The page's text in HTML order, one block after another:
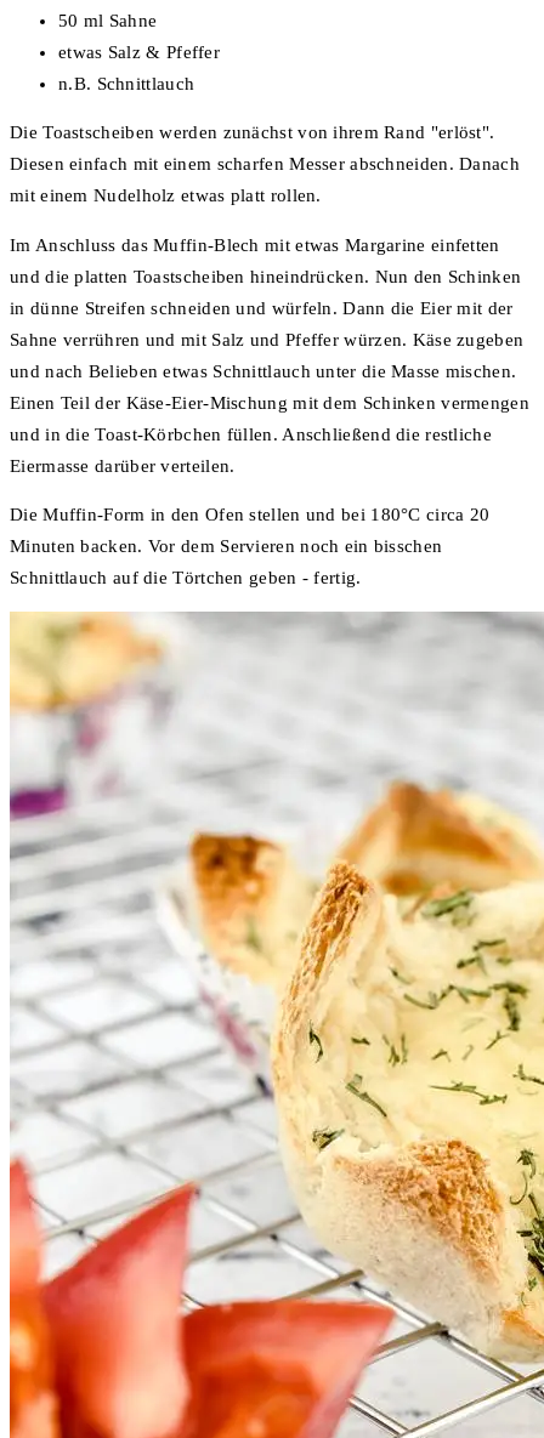
50 ml Sahne
etwas Salz & Pfeffer
n.B. Schnittlauch
Die Toastscheiben werden zunächst von ihrem Rand "erlöst".
Diesen einfach mit einem scharfen Messer abschneiden. Danach
mit einem Nudelholz etwas platt rollen.
Im Anschluss das Muffin-Blech mit etwas Margarine einfetten
und die platten Toastscheiben hineindrücken. Nun den Schinken
in dünne Streifen schneiden und würfeln. Dann die Eier mit der
Sahne verrühren und mit Salz und Pfeffer würzen. Käse zugeben
und nach Belieben etwas Schnittlauch unter die Masse mischen.
Einen Teil der Käse-Eier-Mischung mit dem Schinken vermengen
und in die Toast-Körbchen füllen. Anschließend die restliche
Eiermasse darüber verteilen.
Die Muffin-Form in den Ofen stellen und bei 180°C circa 20
Minuten backen. Vor dem Servieren noch ein bisschen
Schnittlauch auf die Törtchen geben - fertig.